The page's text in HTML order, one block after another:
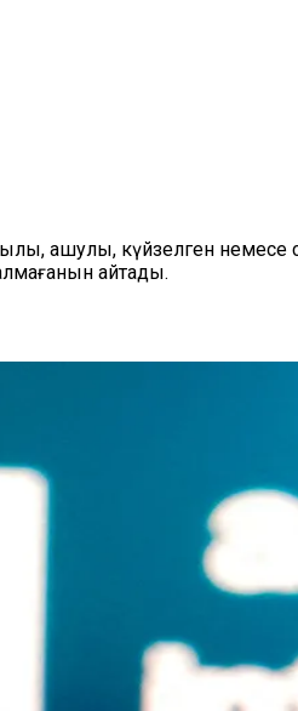
ашулы, күйзелген
айтады.